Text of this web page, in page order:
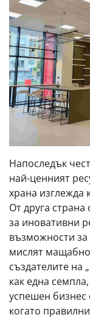
Напоследък
най-ценният
храна изглежда
От друга
за иновативни
възможности за
мислят
създателите на
как една
успешен бизнес
когато